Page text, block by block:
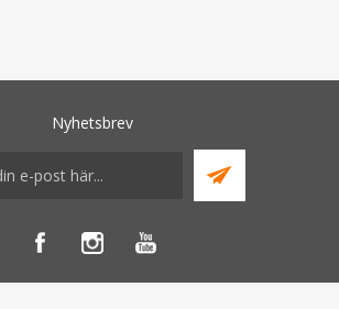
Nyhetsbrev